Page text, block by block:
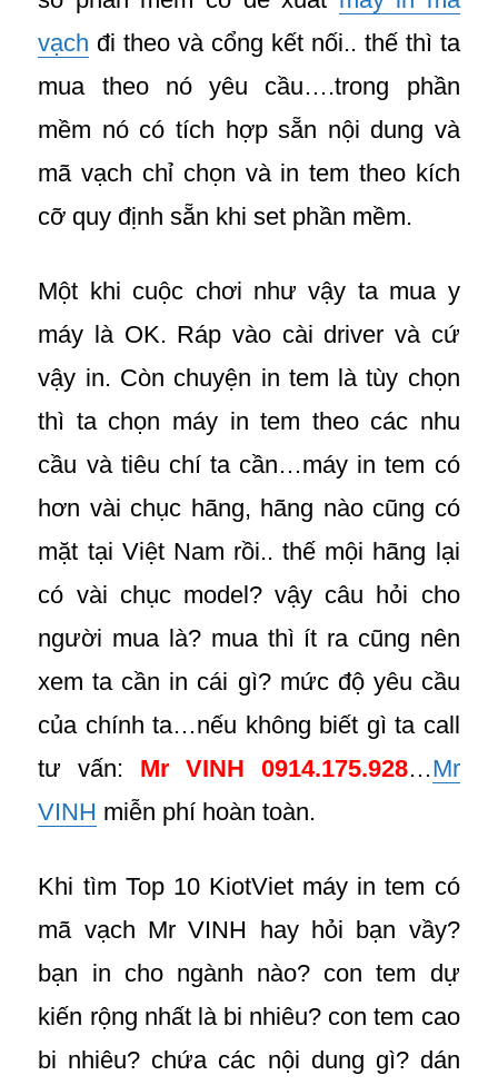
vạch đi theo và cổng kết nối.. thế thì ta
mua theo nó yêu cầu….trong phần
mềm nó có tích hợp sẵn nội dung và
mã vạch chỉ chọn và in tem theo kích
cỡ quy định sẵn khi set phần mềm.
Một khi cuộc chơi như vậy ta mua y
máy là OK. Ráp vào cài driver và cứ
vậy in. Còn chuyện in tem là tùy chọn
thì ta chọn máy in tem theo các nhu
cầu và tiêu chí ta cần…máy in tem có
hơn vài chục hãng, hãng nào cũng có
mặt tại Việt Nam rồi.. thế mội hãng lại
có vài chục model? vậy câu hỏi cho
người mua là? mua thì ít ra cũng nên
xem ta cần in cái gì? mức độ yêu cầu
của chính ta…nếu không biết gì ta call
tư vấn: Mr VINH 0914.175.928…Mr
VINH miễn phí hoàn toàn.
Khi tìm Top 10 KiotViet máy in tem có
mã vạch Mr VINH hay hỏi bạn vầy?
bạn in cho ngành nào? con tem dự
kiến rộng nhất là bi nhiêu? con tem cao
bi nhiêu? chứa các nội dung gì? dán